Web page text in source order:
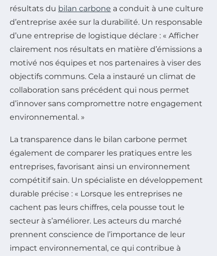
résultats du bilan carbone a conduit à une culture
d’entreprise axée sur la durabilité. Un responsable
d’une entreprise de logistique déclare : « Afficher
clairement nos résultats en matière d’émissions a
motivé nos équipes et nos partenaires à viser des
objectifs communs. Cela a instauré un climat de
collaboration sans précédent qui nous permet
d’innover sans compromettre notre engagement
environnemental. »
La transparence dans le bilan carbone permet
également de comparer les pratiques entre les
entreprises, favorisant ainsi un environnement
compétitif sain. Un spécialiste en développement
durable précise : « Lorsque les entreprises ne
cachent pas leurs chiffres, cela pousse tout le
secteur à s’améliorer. Les acteurs du marché
prennent conscience de l’importance de leur
impact environnemental, ce qui contribue à